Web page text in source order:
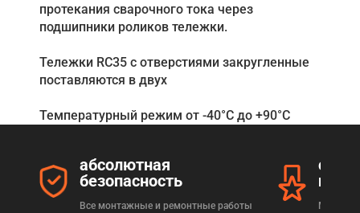
протекания сварочного тока через
подшипники роликов тележки.
Тележки RC35 с отверстиями закругленные
поставляются в двух
Температурный режим от -40°С до +90°С
абсолютная
безопасность
Все монтажные и ремонтные работы
Мы